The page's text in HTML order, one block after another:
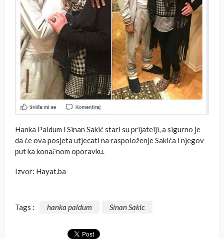
Hanka Paldum i Sinan Sakić stari su prijatelji, a sigurno je
da će ova posjeta utjecati na raspoloženje Sakića i njegov
put ka konačnom oporavku.
Izvor: Hayat.ba
Tags : hanka paldum Sinan Sakic